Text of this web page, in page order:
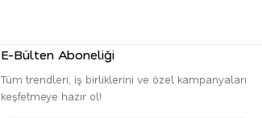
E-Bülten Aboneliği
Tüm trendleri, iş birliklerini ve özel kampanyaları
keşfetmeye hazır ol!